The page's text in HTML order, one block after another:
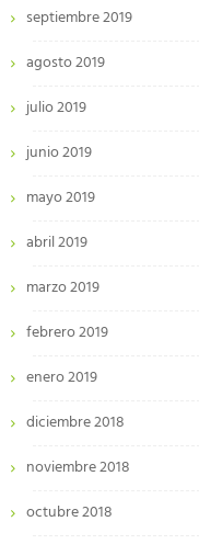
septiembre 2019
agosto 2019
julio 2019
junio 2019
mayo 2019
abril 2019
marzo 2019
febrero 2019
enero 2019
diciembre 2018
noviembre 2018
octubre 2018